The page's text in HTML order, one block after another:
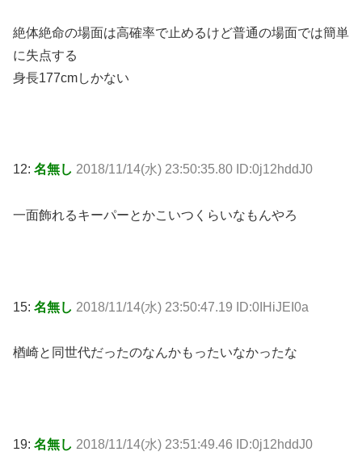
絶体絶命の場面は高確率で止めるけど普通の場面では簡単
に失点する
身長177cmしかない
12: 名無し 2018/11/14(水) 23:50:35.80 ID:0j12hddJ0
一面飾れるキーパーとかこいつくらいなもんやろ
15: 名無し 2018/11/14(水) 23:50:47.19 ID:0IHiJEI0a
楢崎と同世代だったのなんかもったいなかったな
19: 名無し 2018/11/14(水) 23:51:49.46 ID:0j12hddJ0